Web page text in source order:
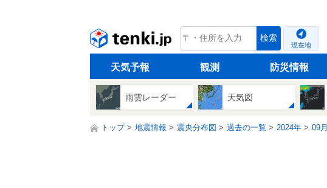
tenki.jp 検索
現在地
天気予報 観測 防災情報
雨雲レーダー 天気図
トップ 地震情報 震央分布図 過去の一覧 2024年 09月